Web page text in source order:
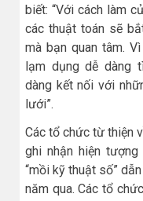
biết: “Với cách làm
các thuật toán sẽ
mà bạn quan tâm.
lạm dụng dễ dàng
dàng kết nối với
lưới”.
Các tổ chức từ thiện
ghi nhận hiện
“mồi kỹ thuật số”
năm qua. Các tổ